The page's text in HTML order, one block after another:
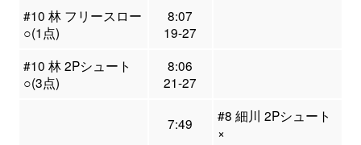
#10 林 フリースロー
○(1点)
8:07
19-27
#10 林 2Pシュート
○(3点)
8:06
21-27
7:49
#8 細川 2Pシュート
×